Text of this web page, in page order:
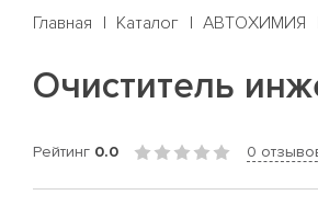
Главная Каталог АВТОХИМИЯ
Очиститель
Рейтинг 0.0 0